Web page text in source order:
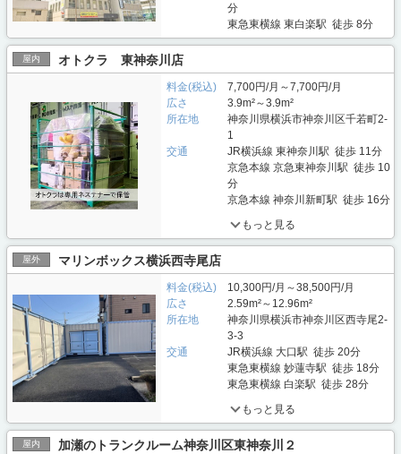
分
東急東横線 東白楽駅 徒歩 8分
屋内 オトクラ 東神奈川店
料金(税込)
7,700円/月～7,700円/月
広さ
3.9m²～3.9m²
所在地
神奈川県横浜市神奈川区千若町2-
1
交通
JR横浜線 東神奈川駅 徒歩 11分
京急本線 京急東神奈川駅 徒歩 10
分
京急本線 神奈川新町駅 徒歩 16分
もっと見る
屋外 マリンボックス横浜西寺尾店
料金(税込)
10,300円/月～38,500円/月
広さ
2.59m²～12.96m²
所在地
神奈川県横浜市神奈川区西寺尾2-
3-3
交通
JR横浜線 大口駅 徒歩 20分
東急東横線 妙蓮寺駅 徒歩 18分
東急東横線 白楽駅 徒歩 28分
もっと見る
屋内 加瀬のトランクルーム神奈川区東神奈川２